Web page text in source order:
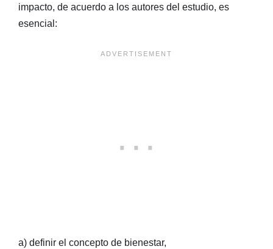
impacto, de acuerdo a los autores del estudio, es
esencial:
a) definir el concepto de bienestar,